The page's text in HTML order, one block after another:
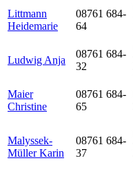
Littmann
Heidemarie
08761 684-
64
Ludwig Anja
08761 684-
32
Maier
Christine
08761 684-
65
Malyssek-
Müller Karin
08761 684-
37